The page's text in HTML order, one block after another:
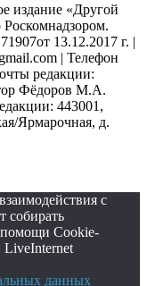
издание «Другой
Роскомнадзором.
13.12.2017 г. |
| Телефон
редакции:
Фёдоров М.А.
443001,
Ярмарочная, д.
с
собирать
помощи Cookie-
LiveInternet
данных